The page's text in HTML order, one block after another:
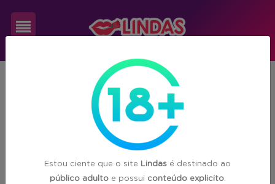
Rio Branco
acompanhante(s) encontrada(s) em
Rio Branco/MT
Estou ciente que o site Lindas é destinado ao
público adultoe possui conteúdo explicito.